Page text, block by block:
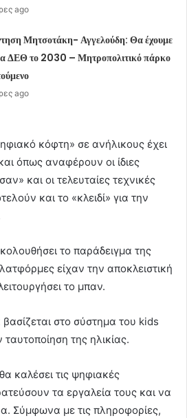
ago
Μητσοτάκη- Αγγελούδη: Θα έχουμε
ΔΕΘ το 2030 – Μητροπολιτικό πάρκο
ago
κόφτη» σε ανήλικους έχει
όπως αναφέρουν οι ίδιες
και οι τελευταίες τεχνικές
και το «κλειδί» για την
το παράδειγμα της
είχαν την αποκλειστική
το μπαν.
στο σύστημα του kids
της ηλικίας.
καλέσει τις ψηφιακές
τα εργαλεία τους και να
Σύμφωνα με τις πληροφορίες,